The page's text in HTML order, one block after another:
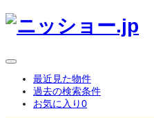
最近見た物件
過去の検索条件
お気に入り0